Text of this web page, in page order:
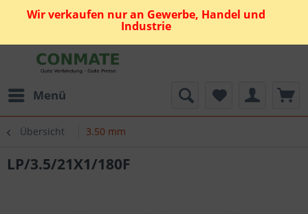
Wir verkaufen nur an Gewerbe, Handel und
Industrie
Menü
Übersicht 3.50 mm
LP/3.5/21X1/180F